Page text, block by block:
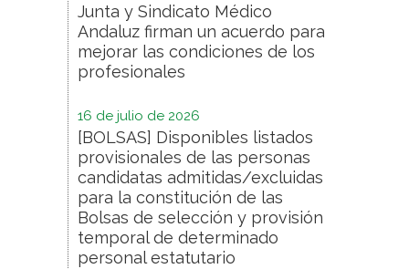
Junta y Sindicato Médico
Andaluz firman un acuerdo para
mejorar las condiciones de los
profesionales
16 de julio de 2026
[BOLSAS] Disponibles listados
provisionales de las personas
candidatas admitidas/excluidas
para la constitución de las
Bolsas de selección y provisión
temporal de determinado
personal estatutario